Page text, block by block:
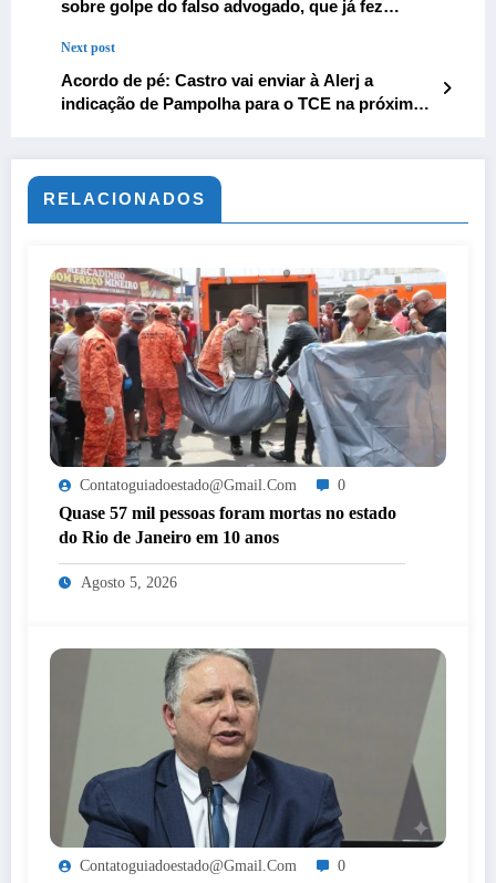
sobre golpe do falso advogado, que já fez
Next post
Acordo de pé: Castro vai enviar à Alerj a
indicação de Pampolha para o TCE na próxima
RELACIONADOS
Contatoguiadoestado@gmail.com 0
Quase 57 mil pessoas foram mortas no estado
do Rio de Janeiro em 10 anos
Agosto 5, 2026
Contatoguiadoestado@gmail.com 0